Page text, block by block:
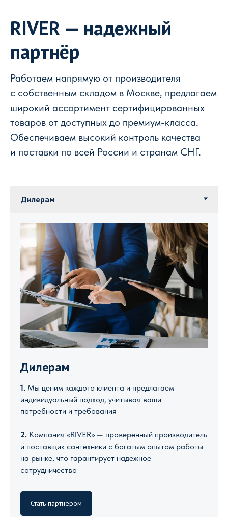
RIVER — надежный
партнёр
Работаем напрямую от производителя
с собственным складом в Москве, предлагаем
широкий ассортимент сертифицированных
товаров от доступных до премиум-класса.
Обеспечиваем высокий контроль качества
и поставки по всей России и странам СНГ.
Дилерам
1. Мы ценим каждого клиента и предлагаем
индивидуальный подход, учитывая ваши
потребности и требования
2. Компания «RIVER» — проверенный производитель
и поставщик сантехники с богатым опытом работы
на рынке, что гарантирует надежное
сотрудничество
Стать партнёром